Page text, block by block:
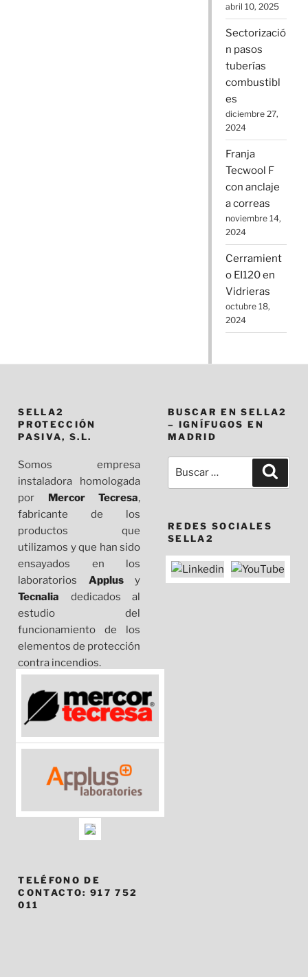
abril 10, 2025
Sectorizació
n pasos
tuberías
combustibl
es
diciembre 27,
2024
Franja
Tecwool F
con anclaje
a correas
noviembre 14,
2024
Cerramient
o EI120 en
Vidrieras
octubre 18,
2024
SELLA2
PROTECCIÓN
PASIVA, S.L.
Somos empresa
instaladora homologada
por Mercor Tecresa,
fabricante de los
productos que
utilizamos y que han sido
ensayados en los
laboratorios Applus
y
Tecnalia
dedicados al
estudio del
funcionamiento de los
elementos de protección
contra incendios.
TELÉFONO DE
CONTACTO: 917 752
011
BUSCAR EN SELLA2
– IGNÍFUGOS EN
MADRID
Buscar
REDES SOCIALES
SELLA2